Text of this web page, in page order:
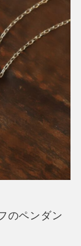
のペンダン